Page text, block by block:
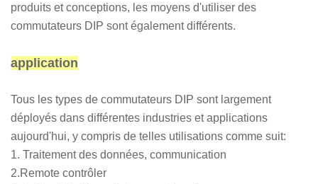
produits et conceptions, les moyens d'utiliser des
commutateurs DIP sont également différents.
application
Tous les types de commutateurs DIP sont largement
déployés dans différentes industries et applications
aujourd'hui, y compris de telles utilisations comme suit:
1. Traitement des données, communication
2.Remote contrôler